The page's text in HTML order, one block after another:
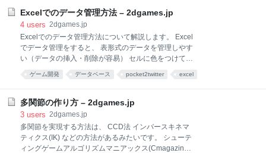
ージしやすいので、素晴らしいツールですね。ただ、
使いやすい分、自由度が低いので、何回か使ってみる
と、どうしても似たような音になっちゃいます。そう
したら「SWave」を使ってみるといいと思います。
■SWave 波形を入力して効果音を作成するソフトで
仕組みや、音程などのパラメータ指定など、いくつか
け自由度が高いので、自分だけの音を作りたい人に是
非ともオススメします。 ちなみに、こちらにSWaveの
Excelでのデータ管理方法 – 2dgames.jp
4 users 2dgames.jp
Excelでのデータ管理方法について解説します。 Excel
でデータ管理をすると、 表形式のデータを管理しやす
い（データの挿入・削除が容易） セルに色をつけて、
計算できる（プログラム側のチェックコードが削減で
イルであればINIファイルやYAMLが有利ですが、
RPG・SLGのような巨大なデータベースを扱うゲーム
ではExcelが便利です。（本当に巨大なデータベースを
使うMMORPGのようなジャンルでは、Oracleのよう
なリレーショナルデータベースを使うべきですけ
ゲーム開発 データベース pocket2twitter excel
多関節の作り方 – 2dgames.jp
3 users 2dgames.jp
多関節を実現する方法は、 CCD法 インバースキネマ
ティクス(IK) などの方法があるみたいです。 シューテ
ィングゲームアルゴリズムマニアックス(Cmagazine)